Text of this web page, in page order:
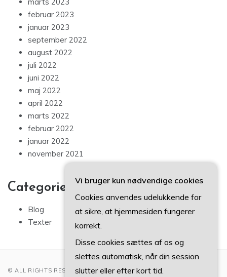
februar 2023
januar 2023
september 2022
august 2022
juli 2022
juni 2022
maj 2022
april 2022
marts 2022
februar 2022
januar 2022
november 2021
Categories
Blog
Texter
© ALL RIGHTS RESERVED 2022
Vi bruger kun nødvendige cookies
Cookies anvendes udelukkende for
at sikre, at hjemmesiden fungerer
korrekt.
Disse cookies sættes af os og
slettes automatisk, når din session
slutter eller efter kort tid.